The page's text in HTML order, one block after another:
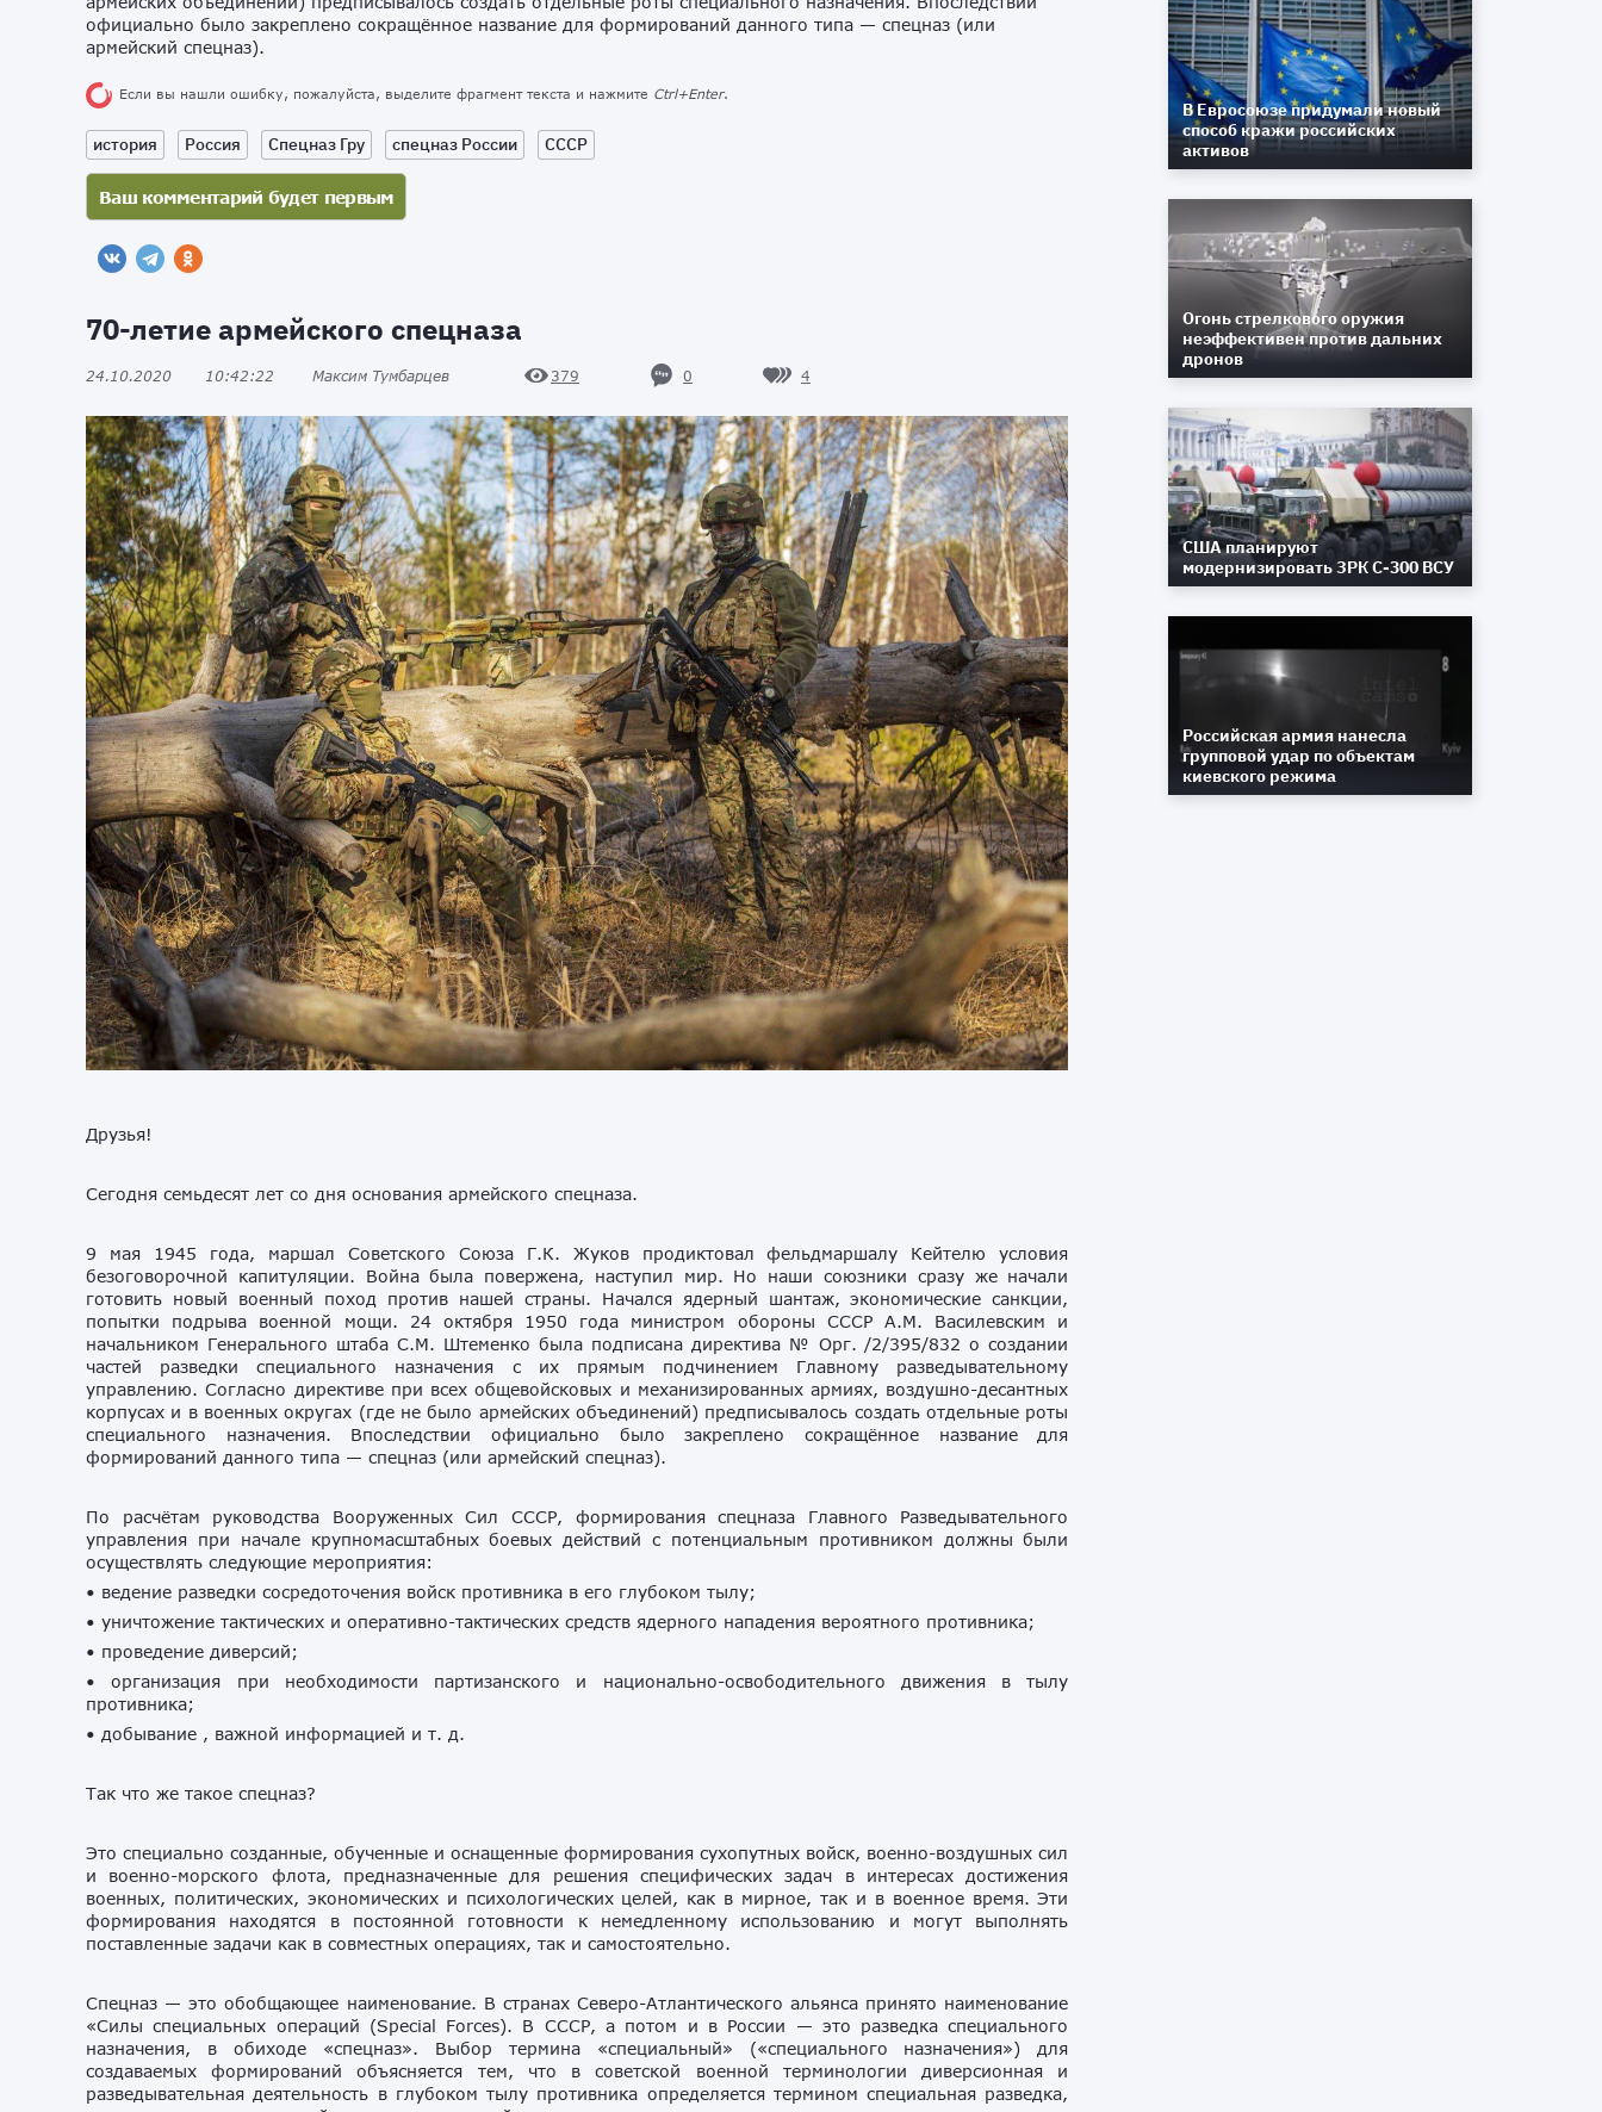
официально было закреплено сокращённое название для формирований данного типа — спецназ (или
армейский спецназ).
Если вы нашли ошибку, пожалуйста, выделите фрагмент текста и нажмите Ctrl+Enter.
история Россия Спецназ Гру спецназ России СССР
70-летие армейского спецназа
24.10.2020 10:42:22 Максим Тумбарцев 379 0 4
Друзья!
Сегодня семьдесят лет со дня основания армейского спецназа.
9 мая 1945 года, маршал Советского Союза Г.К. Жуков продиктовал фельдмаршалу Кейтелю условия
безоговорочной капитуляции. Война была повержена, наступил мир. Но наши союзники сразу же начали
готовить новый военный поход против нашей страны. Начался ядерный шантаж, экономические санкции,
попытки подрыва военной мощи. 24 октября 1950 года министром обороны СССР А.М. Василевским и
начальником Генерального штаба С.М. Штеменко была подписана директива № Орг. /2/395/832 о создании
частей разведки специального назначения с их прямым подчинением Главному разведывательному
управлению. Согласно директиве при всех общевойсковых и механизированных армиях, воздушно-десантных
корпусах и в военных округах (где не было армейских объединений) предписывалось создать отдельные роты
специального назначения. Впоследствии официально было закреплено сокращённое название для
формирований данного типа — спецназ (или армейский спецназ).
По расчётам руководства Вооруженных Сил СССР, формирования спецназа Главного Разведывательного
управления при начале крупномасштабных боевых действий с потенциальным противником должны были
осуществлять следующие мероприятия:
• ведение разведки сосредоточения войск противника в его глубоком тылу;
• уничтожение тактических и оперативно-тактических средств ядерного нападения вероятного противника;
• проведение диверсий;
• организация при необходимости партизанского и национально-освободительного движения в тылу
противника;
• добывание , важной информацией и т. д.
Так что же такое спецназ?
Это специально созданные, обученные и оснащенные формирования сухопутных войск, военно-воздушных сил
и военно-морского флота, предназначенные для решения специфических задач в интересах достижения
военных, политических, экономических и психологических целей, как в мирное, так и в военное время. Эти
формирования находятся в постоянной готовности к немедленному использованию и могут выполнять
поставленные задачи как в совместных операциях, так и самостоятельно.
Спецназ — это обобщающее наименование. В странах Северо-Атлантического альянса принято наименование
«Силы специальных операций (Special Forces). В СССР, а потом и в России — это разведка специального
назначения, в обиходе «спецназ». Выбор термина «специальный» («специального назначения») для
создаваемых формирований объясняется тем, что в советской военной терминологии диверсионная и
разведывательная деятельность в глубоком тылу противника определяется термином специальная разведка,
В Евросоюзе придумали новый
способ кражи российских
активов
Огонь стрелкового оружия
неэффективен против дальних
дронов
США планируют
модернизировать ЗРК С-300 ВСУ
Российская армия нанесла
групповой удар по объектам
киевского режима